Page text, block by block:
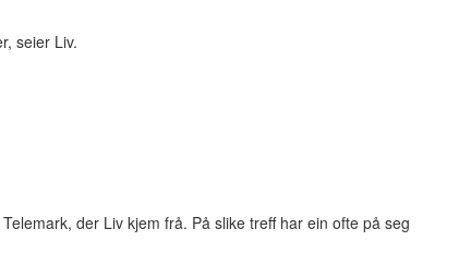
seier Liv.
der Liv kjem frå. På slike treff har ein ofte på seg